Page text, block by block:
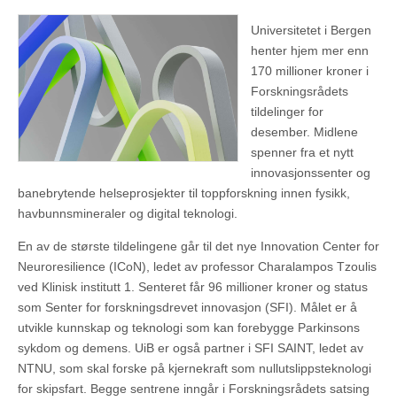
Universitetet i Bergen
henter hjem mer enn
170 millioner kroner i
Forskningsrådets
tildelinger for
desember. Midlene
spenner fra et nytt
innovasjonssenter og
banebrytende helseprosjekter til toppforskning innen fysikk,
havbunnsmineraler og digital teknologi.
En av de største tildelingene går til det nye Innovation Center for
Neuroresilience (ICoN), ledet av professor Charalampos Tzoulis
ved Klinisk institutt 1. Senteret får 96 millioner kroner og status
som Senter for forskningsdrevet innovasjon (SFI). Målet er å
utvikle kunnskap og teknologi som kan forebygge Parkinsons
sykdom og demens. UiB er også partner i SFI SAINT, ledet av
NTNU, som skal forske på kjernekraft som nullutslippsteknologi
for skipsfart. Begge sentrene inngår i Forskningsrådets satsing